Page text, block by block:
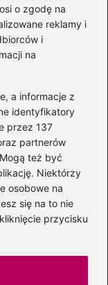
o zgodę na
reklamy i
i
na
a informacje z
identyfikatory
przez 137
partnerów
też być
Niektórzy
osobowe na
się na to nie
przycisku